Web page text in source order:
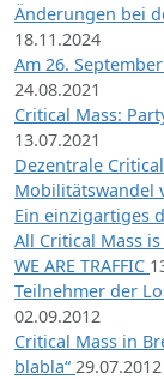
Änderungen bei
18.11.2024
Am 26.
24.08.2021
Critical Mass:
13.07.2021
Dezentrale
Mobilitätswandel
Ein einzigartiges
All Critical Mass is
WE ARE TRAFFIC
Teilnehmer der
02.09.2012
Critical Mass in
blabla“ 29.07.2012